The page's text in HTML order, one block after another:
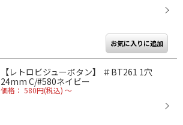
【レトロビジューボタン】 ＃BT261 1穴
24mm C/#580ネイビー
価格： 580円(税込) ～